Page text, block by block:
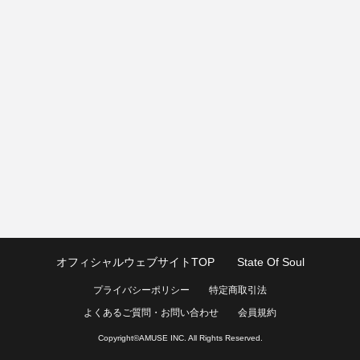
オフィシャルウェブサイトTOP State Of Soul
プライバシーポリシー
特定商取引法
よくあるご質問・お問い合わせ
会員規約
Copyright©AMUSE INC. All Rights Reserved.